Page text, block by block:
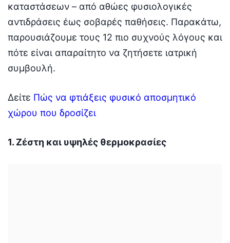
καταστάσεων – από αθώες φυσιολογικές
αντιδράσεις έως σοβαρές παθήσεις. Παρακάτω,
παρουσιάζουμε τους 12 πιο συχνούς λόγους και
πότε είναι απαραίτητο να ζητήσετε ιατρική
συμβουλή.
Δείτε Πώς να φτιάξεις φυσικό αποσμητικό
χώρου που δροσίζει
1. Ζέστη και υψηλές θερμοκρασίες